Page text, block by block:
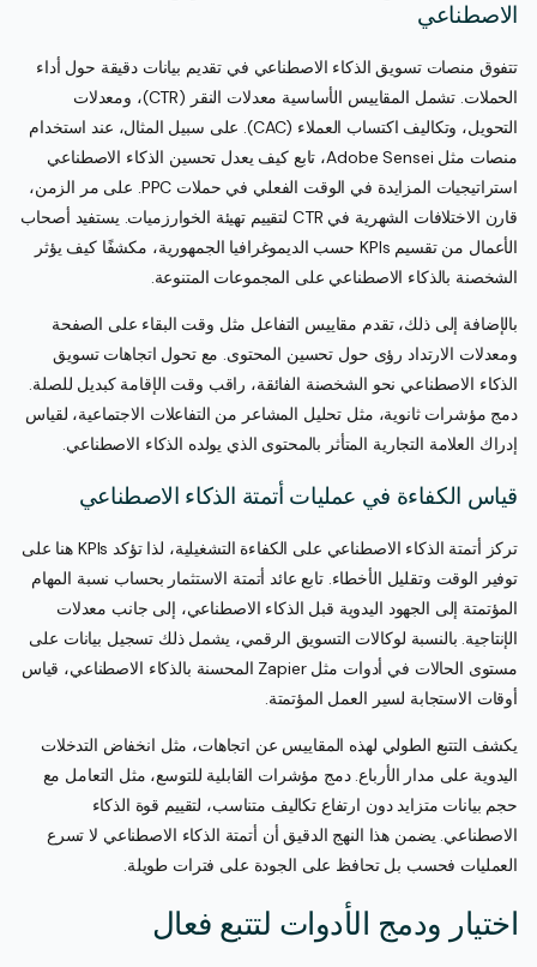
الاصطناعي
تتفوق منصات تسويق الذكاء الاصطناعي في تقديم بيانات دقيقة حول أداء
الحملات. تشمل المقاييس الأساسية معدلات النقر (CTR)، ومعدلات
التحويل، وتكاليف اكتساب العملاء (CAC). على سبيل المثال، عند استخدام
منصات مثل Adobe Sensei، تابع كيف يعدل تحسين الذكاء الاصطناعي
استراتيجيات المزايدة في الوقت الفعلي في حملات PPC. على مر الزمن،
قارن الاختلافات الشهرية في CTR لتقييم تهيئة الخوارزميات. يستفيد أصحاب
الأعمال من تقسيم KPIs حسب الديموغرافيا الجمهورية، مكشفًا كيف يؤثر
الشخصنة بالذكاء الاصطناعي على المجموعات المتنوعة.
بالإضافة إلى ذلك، تقدم مقاييس التفاعل مثل وقت البقاء على الصفحة
ومعدلات الارتداد رؤى حول تحسين المحتوى. مع تحول اتجاهات تسويق
الذكاء الاصطناعي نحو الشخصنة الفائقة، راقب وقت الإقامة كبديل للصلة.
دمج مؤشرات ثانوية، مثل تحليل المشاعر من التفاعلات الاجتماعية، لقياس
إدراك العلامة التجارية المتأثر بالمحتوى الذي يولده الذكاء الاصطناعي.
قياس الكفاءة في عمليات أتمتة الذكاء الاصطناعي
تركز أتمتة الذكاء الاصطناعي على الكفاءة التشغيلية، لذا تؤكد KPIs هنا على
توفير الوقت وتقليل الأخطاء. تابع عائد أتمتة الاستثمار بحساب نسبة المهام
المؤتمتة إلى الجهود اليدوية قبل الذكاء الاصطناعي، إلى جانب معدلات
الإنتاجية. بالنسبة لوكالات التسويق الرقمي، يشمل ذلك تسجيل بيانات على
مستوى الحالات في أدوات مثل Zapier المحسنة بالذكاء الاصطناعي، قياس
أوقات الاستجابة لسير العمل المؤتمتة.
يكشف التتبع الطولي لهذه المقاييس عن اتجاهات، مثل انخفاض التدخلات
اليدوية على مدار الأرباع. دمج مؤشرات القابلية للتوسع، مثل التعامل مع
حجم بيانات متزايد دون ارتفاع تكاليف متناسب، لتقييم قوة الذكاء
الاصطناعي. يضمن هذا النهج الدقيق أن أتمتة الذكاء الاصطناعي لا تسرع
العمليات فحسب بل تحافظ على الجودة على فترات طويلة.
اختيار ودمج الأدوات لتتبع فعال